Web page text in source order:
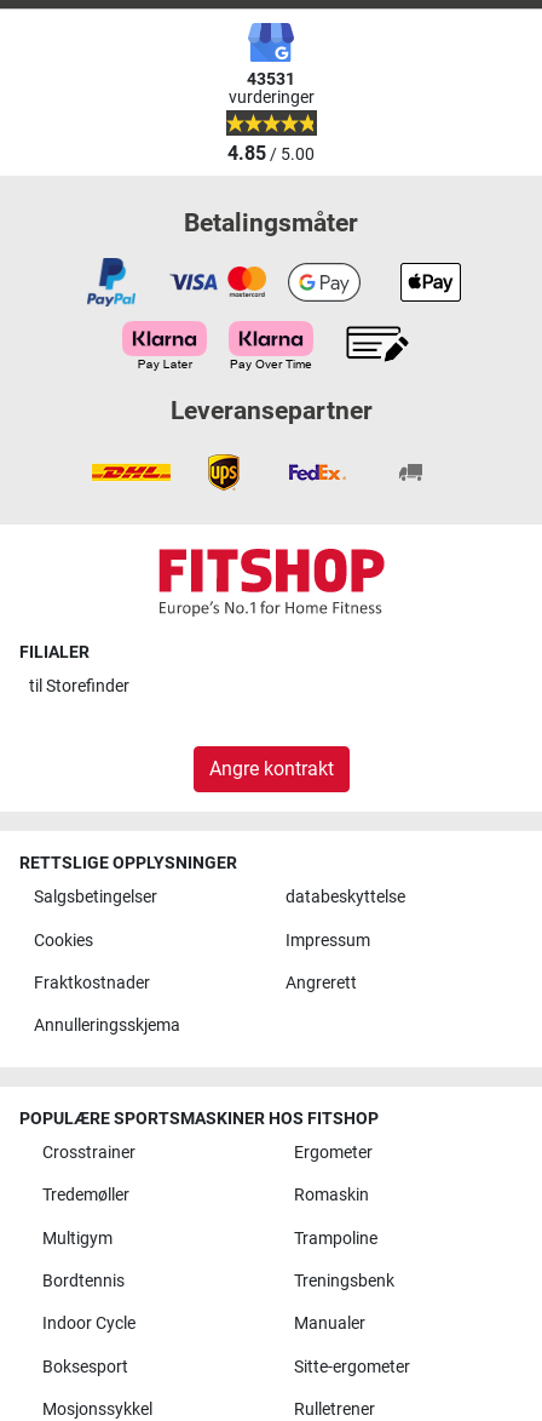
43531
vurderinger
4.85/ 5.00
Betalingsmåter
Leveransepartner
FILIALER
til Storefinder
Angre kontrakt
RETTSLIGE OPPLYSNINGER
Salgsbetingelser
databeskyttelse
Cookies Impressum
Fraktkostnader Angrerett
Annulleringsskjema
POPULÆRE SPORTSMASKINER HOS FITSHOP
Crosstrainer
Ergometer
Tredemøller Romaskin
Multigym Trampoline
Bordtennis Treningsbenk
Indoor Cycle Manualer
Boksesport Sitte-ergometer
Mosjonssykkel Rulletrener